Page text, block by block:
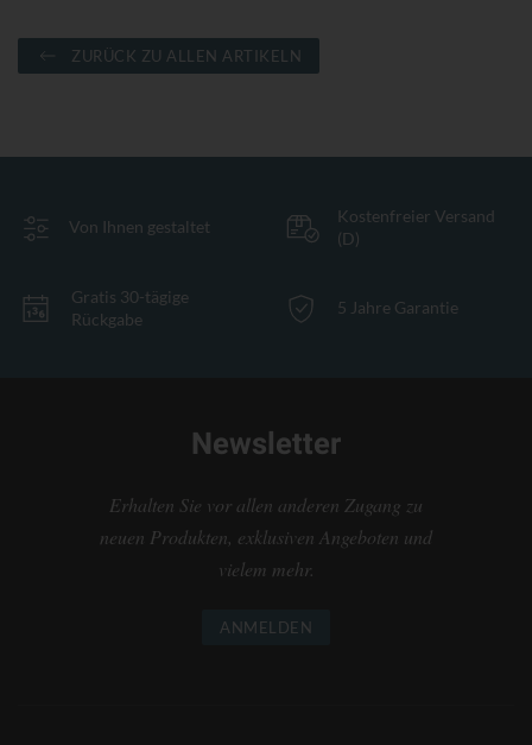
ZURÜCK ZU ALLEN ARTIKELN
Von Ihnen gestaltet
Kostenfreier Versand
(D)
Gratis 30-tägige
Rückgabe
5 Jahre Garantie
Newsletter
Erhalten Sie vor allen anderen Zugang zu
neuen Produkten, exklusiven Angeboten und
vielem mehr.
ANMELDEN